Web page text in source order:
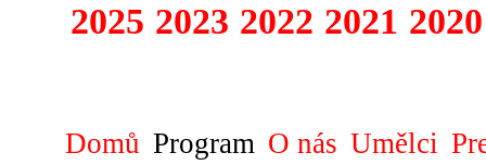
2025 2023 2022 2021 2020
Domů Program O nás Umělci